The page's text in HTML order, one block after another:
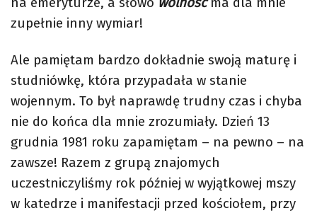
zupełnie inny wymiar!
Ale pamiętam bardzo dokładnie swoją maturę i
studniówkę, która przypadała w stanie
wojennym. To był naprawdę trudny czas i chyba
nie do końca dla mnie zrozumiały. Dzień 13
grudnia 1981 roku zapamiętam – na pewno – na
zawsze! Razem z grupą znajomych
uczestniczyliśmy rok później w wyjątkowej mszy
w katedrze i manifestacji przed kościołem, przy